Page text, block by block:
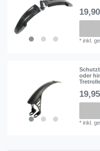
*inkl.
oder
*inkl.